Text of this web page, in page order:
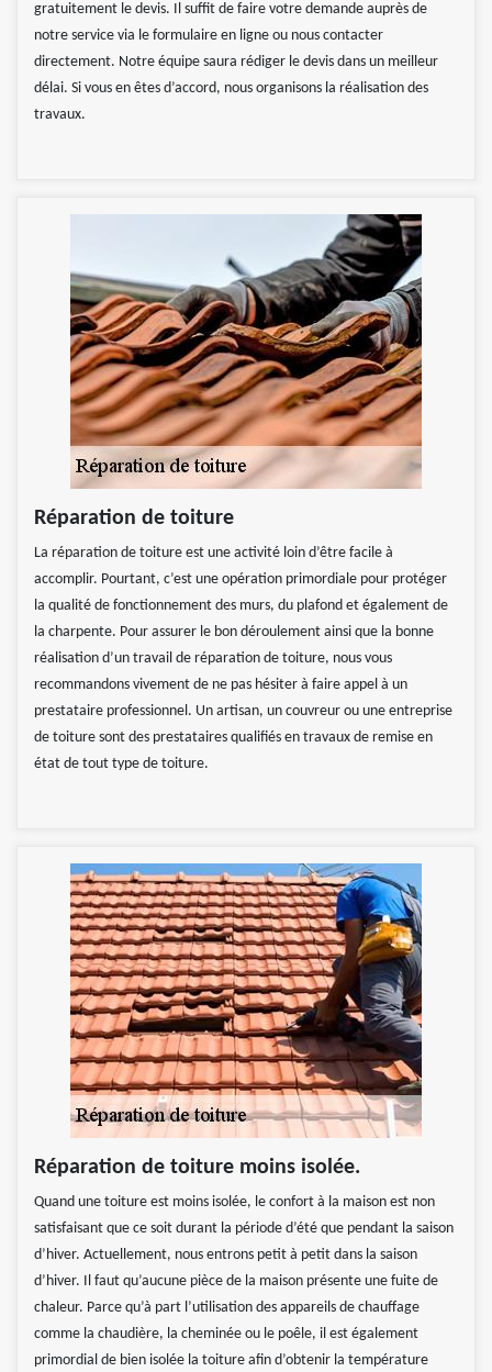
gratuitement le devis. Il suffit de faire votre demande auprès de
notre service via le formulaire en ligne ou nous contacter
directement. Notre équipe saura rédiger le devis dans un meilleur
délai. Si vous en êtes d’accord, nous organisons la réalisation des
travaux.
Réparation de toiture
La réparation de toiture est une activité loin d’être facile à
accomplir. Pourtant, c’est une opération primordiale pour protéger
la qualité de fonctionnement des murs, du plafond et également de
la charpente. Pour assurer le bon déroulement ainsi que la bonne
réalisation d’un travail de réparation de toiture, nous vous
recommandons vivement de ne pas hésiter à faire appel à un
prestataire professionnel. Un artisan, un couvreur ou une entreprise
de toiture sont des prestataires qualifiés en travaux de remise en
état de tout type de toiture.
Réparation de toiture moins isolée.
Quand une toiture est moins isolée, le confort à la maison est non
satisfaisant que ce soit durant la période d’été que pendant la saison
d’hiver. Actuellement, nous entrons petit à petit dans la saison
d’hiver. Il faut qu’aucune pièce de la maison présente une fuite de
chaleur. Parce qu’à part l’utilisation des appareils de chauffage
comme la chaudière, la cheminée ou le poêle, il est également
primordial de bien isolée la toiture afin d’obtenir la température